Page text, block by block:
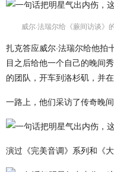
威尔·法瑞尔给《蕨间访谈》
扎克答应威尔·法瑞尔给他拍
目之后给他一个自己的晚间
的团队，开车到洛杉矶，并
一路上，他们采访了传奇晚
演过《完美音调》系列和《